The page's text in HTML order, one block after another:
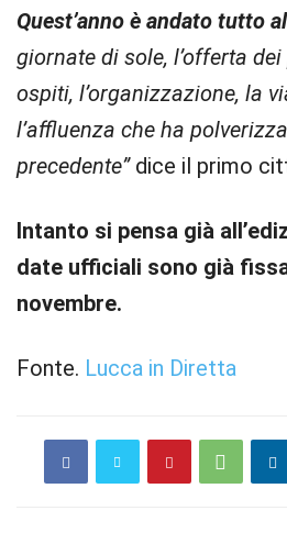
Quest’anno è andato tutto
giornate di sole, l’offerta
ospiti, l’organizzazione, la
l’affluenza che ha
precedente”dice il primo
Intanto si pensa già
date ufficiali sono già
novembre.
Fonte. Lucca in Diretta